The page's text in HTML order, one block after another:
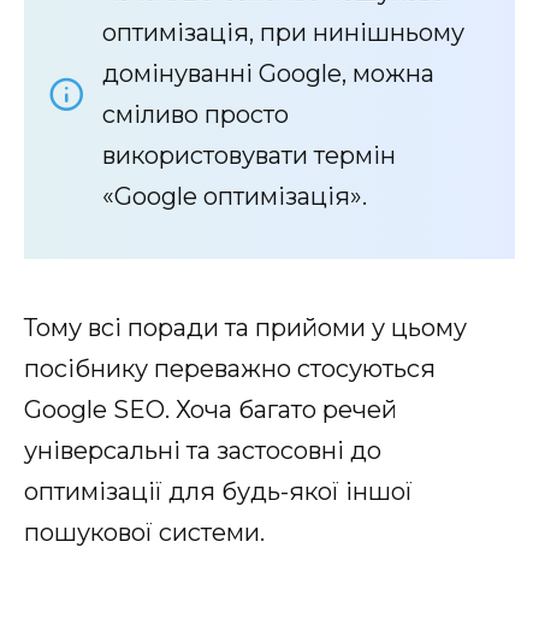
оптимізація, при нинішньому
домінуванні Google, можна
сміливо просто
використовувати термін
«Google оптимізація».
Тому всі поради та прийоми у цьому
посібнику переважно стосуються
Google SEO. Хоча багато речей
універсальні та застосовні до
оптимізації для будь-якої іншої
пошукової системи.